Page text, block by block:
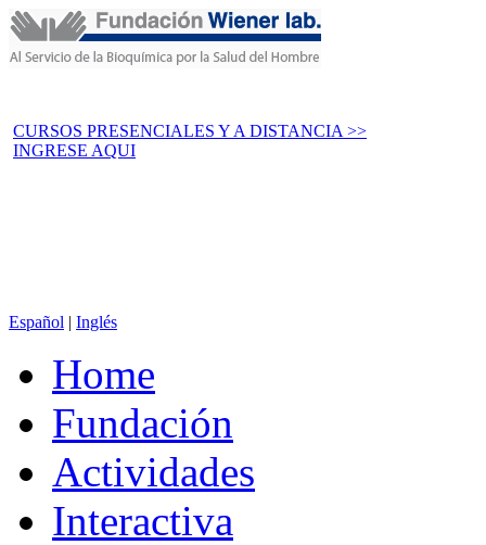
CURSOS PRESENCIALES Y A DISTANCIA >>
INGRESE AQUI
Español | Inglés
Home
Fundación
Actividades
Interactiva